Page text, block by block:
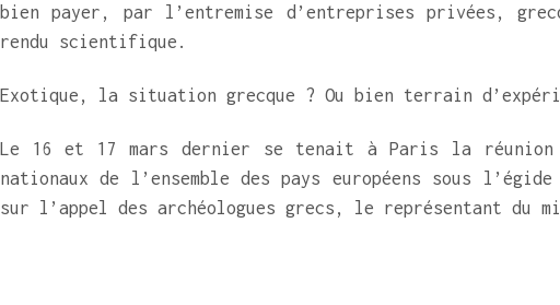
bien payer, par l’entremise d’entreprises privées,
rendu scientifique.
Exotique, la situation grecque ? Ou bien terrain
Le 16 et 17 mars dernier se tenait à Paris la réunion
nationaux de l’ensemble des pays européens sous
sur l’appel des archéologues grecs, le représentant